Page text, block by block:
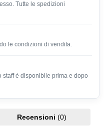
Tutte le spedizioni
le condizioni di vendita.
staff è disponibile prima e dopo
Recensioni (0)